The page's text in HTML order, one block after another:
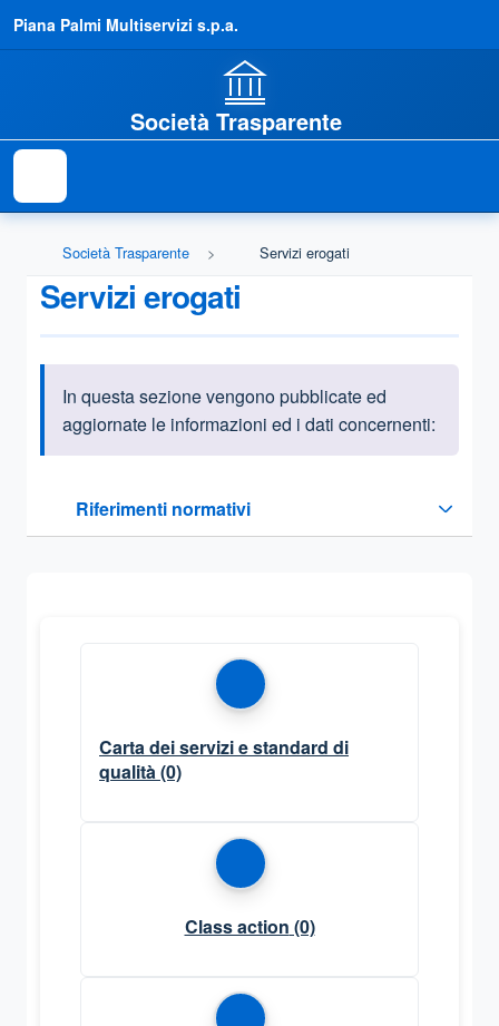
Piana Palmi Multiservizi s.p.a.
Società Trasparente
Società Trasparente Servizi erogati
Servizi erogati
Informazioni introduttive
In questa sezione vengono pubblicate ed
aggiornate le informazioni ed i dati concernenti:
Riferimenti normativi
Sezione compressa
Carta dei servizi e standard di
qualità (0)
Class action (0)